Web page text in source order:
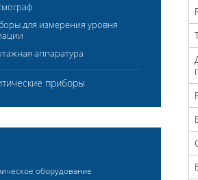
для измерения уровня
аппаратура
приборы
оборудование